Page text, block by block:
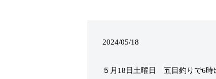
2024/05/18
５月18日土曜日 五目釣りで6時